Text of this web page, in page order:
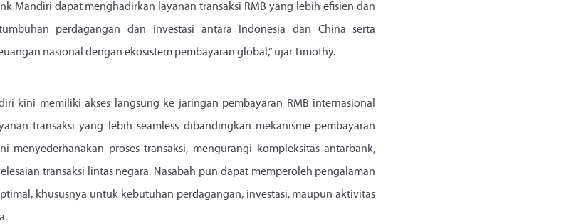
Mandiri dapat menghadirkan layanan transaksi RMB yang lebih efisien dan
perdagangan dan investasi antara Indonesia dan China serta
nasional dengan ekosistem pembayaran global,” ujar Timothy.
kini memiliki akses langsung ke jaringan pembayaran RMB internasional
transaksi yang lebih seamless dibandingkan mekanisme pembayaran
menyederhanakan proses transaksi, mengurangi kompleksitas antarbank,
transaksi lintas negara. Nasabah pun dapat memperoleh pengalaman
khususnya untuk kebutuhan perdagangan, investasi, maupun aktivitas